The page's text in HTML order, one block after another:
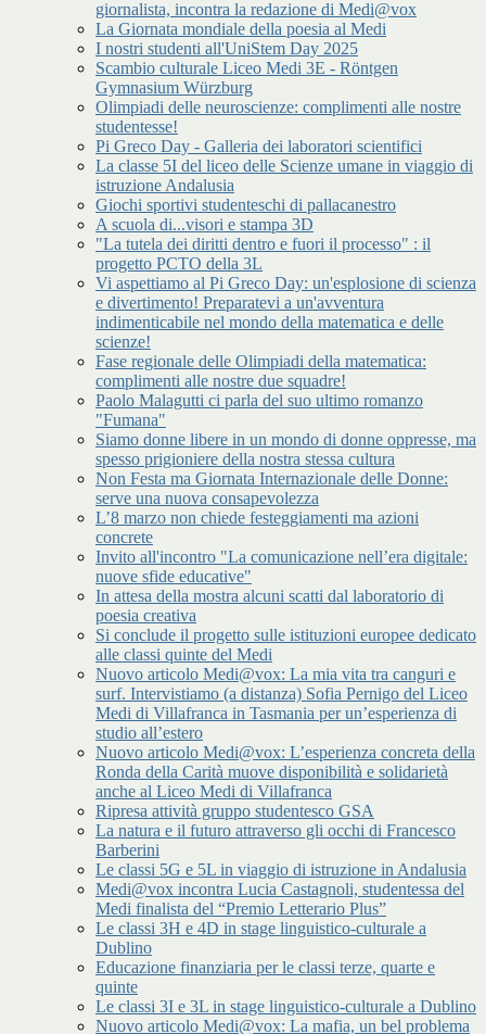
giornalista, incontra la redazione di Medi@vox
La Giornata mondiale della poesia al Medi
I nostri studenti all'UniStem Day 2025
Scambio culturale Liceo Medi 3E - Röntgen
Gymnasium Würzburg
Olimpiadi delle neuroscienze: complimenti alle nostre
studentesse!
Pi Greco Day - Galleria dei laboratori scientifici
La classe 5I del liceo delle Scienze umane in viaggio di
istruzione Andalusia
Giochi sportivi studenteschi di pallacanestro
A scuola di...visori e stampa 3D
"La tutela dei diritti dentro e fuori il processo" : il
progetto PCTO della 3L
Vi aspettiamo al Pi Greco Day: un'esplosione di scienza
e divertimento! Preparatevi a un'avventura
indimenticabile nel mondo della matematica e delle
scienze!
Fase regionale delle Olimpiadi della matematica:
complimenti alle nostre due squadre!
Paolo Malagutti ci parla del suo ultimo romanzo
"Fumana"
Siamo donne libere in un mondo di donne oppresse, ma
spesso prigioniere della nostra stessa cultura
Non Festa ma Giornata Internazionale delle Donne:
serve una nuova consapevolezza
L’8 marzo non chiede festeggiamenti ma azioni
concrete
Invito all'incontro "La comunicazione nell’era digitale:
nuove sfide educative"
In attesa della mostra alcuni scatti dal laboratorio di
poesia creativa
Si conclude il progetto sulle istituzioni europee dedicato
alle classi quinte del Medi
Nuovo articolo Medi@vox: La mia vita tra canguri e
surf. Intervistiamo (a distanza) Sofia Pernigo del Liceo
Medi di Villafranca in Tasmania per un’esperienza di
studio all’estero
Nuovo articolo Medi@vox: L’esperienza concreta della
Ronda della Carità muove disponibilità e solidarietà
anche al Liceo Medi di Villafranca
Ripresa attività gruppo studentesco GSA
La natura e il futuro attraverso gli occhi di Francesco
Barberini
Le classi 5G e 5L in viaggio di istruzione in Andalusia
Medi@vox incontra Lucia Castagnoli, studentessa del
Medi finalista del “Premio Letterario Plus”
Le classi 3H e 4D in stage linguistico-culturale a
Dublino
Educazione finanziaria per le classi terze, quarte e
quinte
Le classi 3I e 3L in stage linguistico-culturale a Dublino
Nuovo articolo Medi@vox: La mafia, un bel problema